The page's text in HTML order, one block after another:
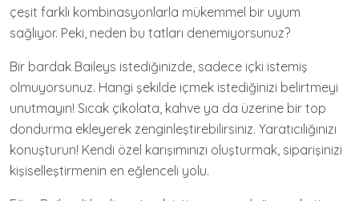
çeşit farklı kombinasyonlarla mükemmel bir uyum
sağlıyor. Peki, neden bu tatları denemiyorsunuz?
Bir bardak Baileys istediğinizde, sadece içki istemiş
olmuyorsunuz. Hangi şekilde içmek istediğinizi belirtmeyi
unutmayın! Sıcak çikolata, kahve ya da üzerine bir top
dondurma ekleyerek zenginleştirebilirsiniz. Yaratıcılığınızı
konuşturun! Kendi özel karışımınızı oluşturmak, siparişinizi
kişiselleştirmenin en eğlenceli yolu.